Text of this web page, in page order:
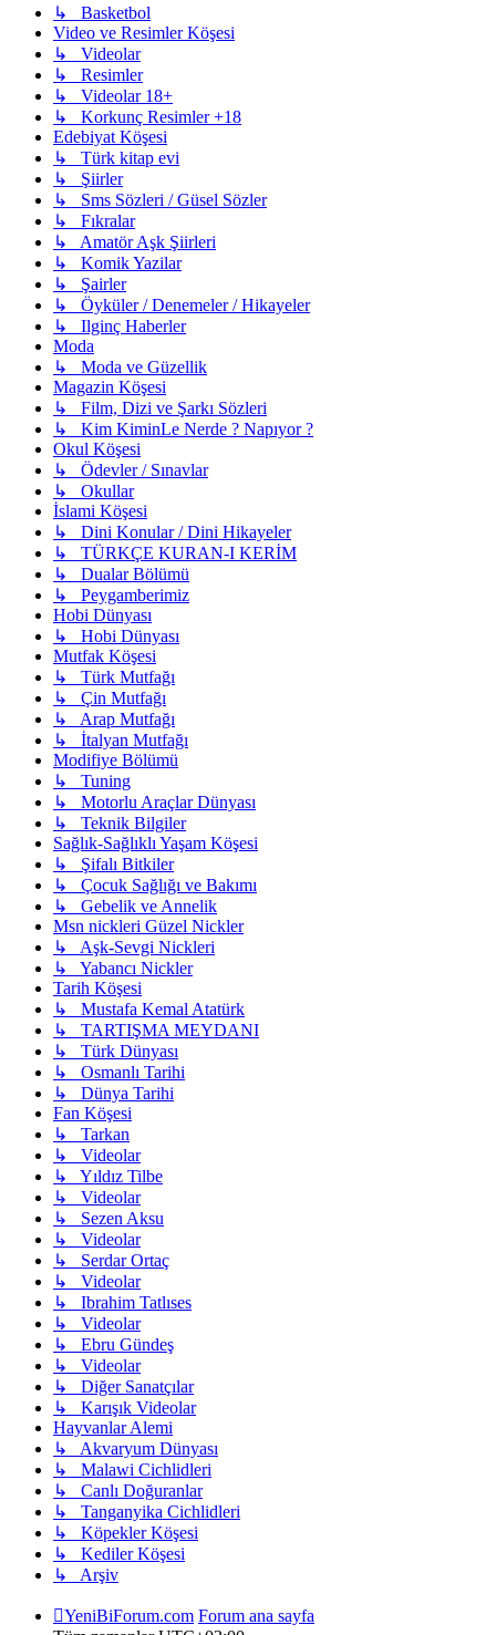
↳ Basketbol
Video ve Resimler Köşesi
↳ Videolar
↳ Resimler
↳ Videolar 18+
↳ Korkunç Resimler +18
Edebiyat Köşesi
↳ Türk kitap evi
↳ Şiirler
↳ Sms Sözleri / Güsel Sözler
↳ Fıkralar
↳ Amatör Aşk Şiirleri
↳ Komik Yazilar
↳ Şairler
↳ Öyküler / Denemeler / Hikayeler
↳ Ilginç Haberler
Moda
↳ Moda ve Güzellik
Magazin Köşesi
↳ Film, Dizi ve Şarkı Sözleri
↳ Kim KiminLe Nerde ? Napıyor ?
Okul Köşesi
↳ Ödevler / Sınavlar
↳ Okullar
İslami Köşesi
↳ Dini Konular / Dini Hikayeler
↳ TÜRKÇE KURAN-I KERİM
↳ Dualar Bölümü
↳ Peygamberimiz
Hobi Dünyası
↳ Hobi Dünyası
Mutfak Köşesi
↳ Türk Mutfağı
↳ Çin Mutfağı
↳ Arap Mutfağı
↳ İtalyan Mutfağı
Modifiye Bölümü
↳ Tuning
↳ Motorlu Araçlar Dünyası
↳ Teknik Bilgiler
Sağlık-Sağlıklı Yaşam Köşesi
↳ Şifalı Bitkiler
↳ Çocuk Sağlığı ve Bakımı
↳ Gebelik ve Annelik
Msn nickleri Güzel Nickler
↳ Aşk-Sevgi Nickleri
↳ Yabancı Nickler
Tarih Köşesi
↳ Mustafa Kemal Atatürk
↳ TARTIŞMA MEYDANI
↳ Türk Dünyası
↳ Osmanlı Tarihi
↳ Dünya Tarihi
Fan Köşesi
↳ Tarkan
↳ Videolar
↳ Yıldız Tilbe
↳ Videolar
↳ Sezen Aksu
↳ Videolar
↳ Serdar Ortaç
↳ Videolar
↳ Ibrahim Tatlıses
↳ Videolar
↳ Ebru Gündeş
↳ Videolar
↳ Diğer Sanatçılar
↳ Karışık Videolar
Hayvanlar Alemi
↳ Akvaryum Dünyası
↳ Malawi Cichlidleri
↳ Canlı Doğuranlar
↳ Tanganyika Cichlidleri
↳ Köpekler Köşesi
↳ Kediler Köşesi
↳ Arşiv
YeniBiForum.com Forum ana sayfa